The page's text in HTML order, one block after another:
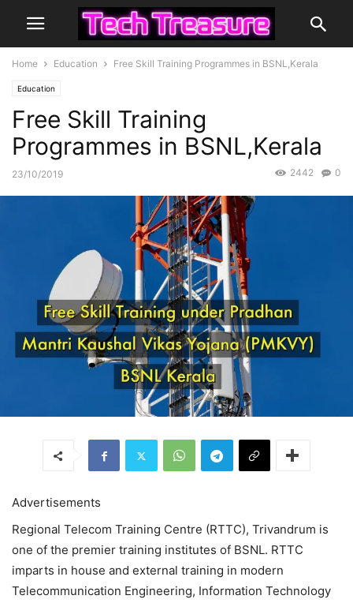
Home Education Free Skill Training Programmes in BSNL,Kerala
Education
Free Skill Training
Programmes in BSNL,Kerala
23/10/2019 0
2442
Advertisements
Regional Telecom Training Centre (RTTC), Trivandrum is
one of the premier training institutes of BSNL. RTTC
imparts in house and external training in modern
Telecommunication Engineering, Information Technology